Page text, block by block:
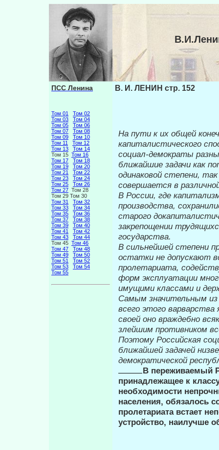
ПСС Ленина
Том 01
Том 02
Том 03
Том 04
Том 05
Том 06
Том 07
Том 08
Том 09
Том 10
Том 11
Том 12
Том 13
Том 14
Том 15 Том 16
Том 17
Том 18
Том 19
Том 20
Том 21
Том 22
Том 23
Том 24
Том 25
Том 26
Том 27 Том 28
Том 29 Том 30
Том 31
Том 32
Том 33
Том 34
Том 35
Том 36
Том 37
Том 38
Том 39
Том 40
Том 41
Том 42
Том 43
Том 44
Том 45 Том 46
Том 47
Том 48
Том 49
Том 50
Том 51
Том 52
Том 53
Том 54
Том 55
В. И. ЛЕНИН стр. 152
На пути к их общей
капиталистического
социал-демократы
ближайшие задачи как
одинаковой степени,
совершается в
В России, где
производства,
старого
закрепощении
государства.
В сильнейшей степени
остатки не до­пускают
пролетариата,
форм эксплуатации
имущими классами и
Самым значительным
всего этого варварства
своей оно враж­дебно
злейшим противником
Поэтому Российская
бли­жайшей задачей
демократической
В переживаемый
принадле­жащее к
необходимости
населения, обязалось
пролетариата встает
устройство, наилучше